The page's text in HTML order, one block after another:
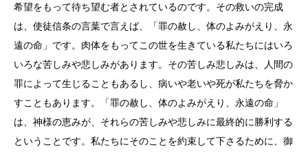
希望をもって待ち望む者とされているのです。その救いの完成
は、使徒信条の言葉で言えば、「罪の赦し、体のよみがえり、永
遠の命」です。肉体をもってこの世を生きている私たちにはいろ
いろな苦しみや悲しみがあります。その苦しみ悲しみは、人間の
罪によって生じることもあるし、病いや老いや死が私たちを脅か
すこともあります。「罪の赦し、体のよみがえり、永遠の命」
は、神様の恵みが、それらの苦しみや悲しみに最終的に勝利する
ということです。私たちにそのことを約束して下さるために、御